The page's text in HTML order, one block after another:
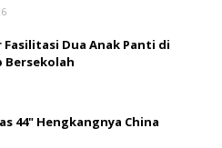
Fasilitasi Dua Anak Panti di
Bersekolah
44" Hengkangnya China